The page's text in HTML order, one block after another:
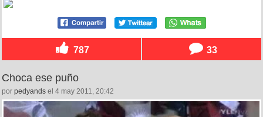
787 33
Choca ese puño
por pedyands el 4 may 2011, 20:42